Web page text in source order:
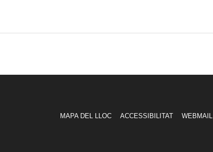
MAPA DEL LLOC ACCESSIBILITAT WEBMAIL